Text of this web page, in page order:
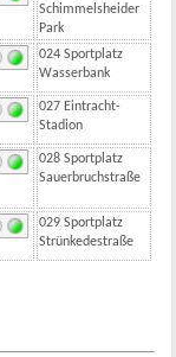
Schimmelsheider
Park
024 Sportplatz
Wasserbank
027 Eintracht-
Stadion
028 Sportplatz
Sauerbruchstraße
029 Sportplatz
Strünkedestraße